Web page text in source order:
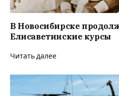
В Новосибирске
Елисаветинские курсы
Читать далее